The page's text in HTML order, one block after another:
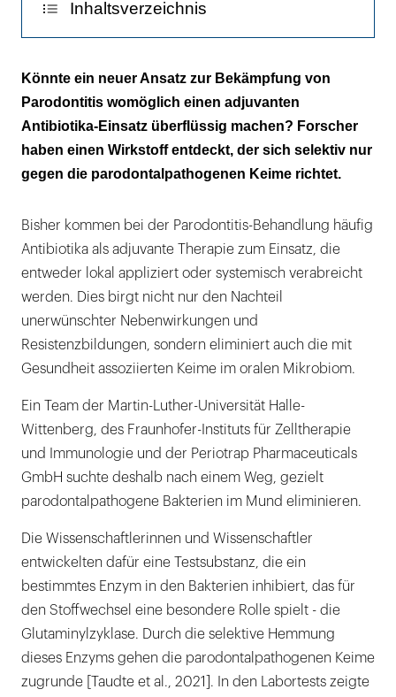
Inhaltsverzeichnis
Lediglich parodontalpathogene Bakterien
werden eliminiert
Könnte ein neuer Ansatz zur Bekämpfung von
Parodontitis womöglich einen adjuvanten
Antibiotika-Einsatz überflüssig machen? Forscher
haben einen Wirkstoff entdeckt, der sich selektiv nur
gegen die parodontalpathogenen Keime richtet.
Bisher kommen bei der Parodontitis-Behandlung häufig
Antibiotika als adjuvante Therapie zum Einsatz, die
entweder lokal appliziert oder systemisch verabreicht
werden. Dies birgt nicht nur den Nachteil
unerwünschter Nebenwirkungen und
Resistenzbildungen, sondern eliminiert auch die mit
Gesundheit assoziierten Keime im oralen Mikrobiom.
Ein Team der Martin-Luther-Universität Halle-
Wittenberg, des Fraunhofer-Instituts für Zelltherapie
und Immunologie und der Periotrap Pharmaceuticals
GmbH suchte deshalb nach einem Weg, gezielt
parodontalpathogene Bakterien im Mund eliminieren.
Die Wissenschaftlerinnen und Wissenschaftler
entwickelten dafür eine Testsubstanz, die ein
bestimmtes Enzym in den Bakterien inhibiert, das für
den Stoffwechsel eine besondere Rolle spielt - die
Glutaminylzyklase. Durch die selektive Hemmung
dieses Enzyms gehen die parodontalpathogenen Keime
zugrunde [Taudte et al., 2021]. In den Labortests zeigte